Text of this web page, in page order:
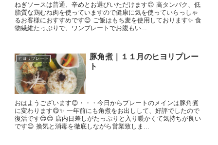
ねぎソースは普通、辛めとお選びいただけます😊 高タンパク、低
脂質な鶏むね肉を使っていますので健康に気を使っていらっしゃ
るお客様におすすめです😊 ご飯はもち麦を使用しております✨ 食
物繊維たっぷりで、ワンプレートでお腹もい...
ヒヨリプレート
豚角煮｜１１月のヒヨリプレー
ト
おはようございます😊・・・今日からプレートのメインは豚角煮
に変わります😋✨ 一年前にも角煮をお出しして、好評でしたので
復活です😊😊 店内日差しがたっぷりと入り暖かくて気持ちが良い
です😊 換気と消毒を徹底しながら営業致しま...